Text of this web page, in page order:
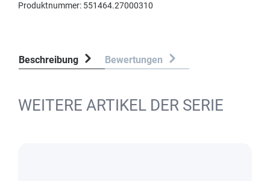
Produktnummer: 551464.27000310
Beschreibung Bewertungen
WEITERE ARTIKEL DER SERIE